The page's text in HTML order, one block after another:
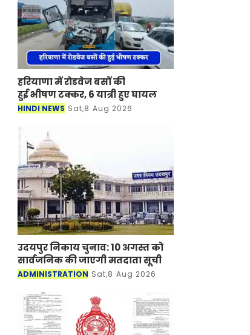
हरियाणा में रोडवेज बसों की
हुई भीषण टक्कर, 6 यात्री हुए घायल
HINDI NEWS Sat,8 Aug 2026
उदयपुर निकाय चुनाव: 10 अगस्त को
सार्वजनिक की जाएगी मतदाता सूची
ADMINISTRATION Sat,8 Aug 2026